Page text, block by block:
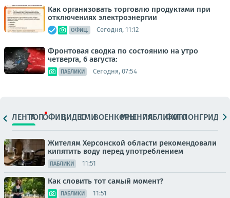
Как организовать торговлю продуктами при
отключениях электроэнергии
ОФИЦ. Сегодня, 11:12
Фронтовая сводка по состоянию на утро
четверга, 6 августа:
ПАБЛИКИ Сегодня, 07:54
ЛЕНТАТОПОФИЦ.ВИДЕОСМИВОЕНКОРЫМНЕНИЯПАБЛИКИ
ФОТОЛОНГРИДЫ
Жителям Херсонской области рекомендовали
кипятить воду перед употреблением
ПАБЛИКИ 11:51
Как словить тот самый момент?
ПАБЛИКИ 11:51